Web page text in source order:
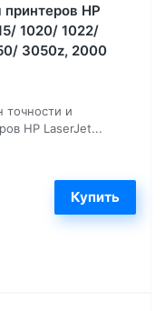
HP
1020/ 1022/
3050z, 2000
точности и
HP LaserJet...